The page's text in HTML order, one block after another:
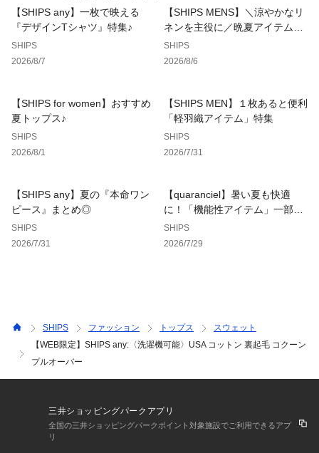
ワンピースの上や、シャツやロンTを合わせてレイヤードを楽
しむスタイリングもおすすめです。
-------------------------------------
生地の厚み：中間
透け感：無
光沢感：無
水洗い：可
-------------------------------------
～JUST A LITTLE BETTER～
SHIPS anyは人のため、環境のため小さなことでも何かできる
ことから始めます。
※生産状況により店舗にて販売する場合もございます。
※ナチュラル・ブラックの撮影画像はリブの仕様が異なりま
す。正しい仕様はキャメルの詳細画像をご参照ください。
※屋外での撮影画像は、光の当たり具合で色味が多少異なって
見える場合があります。商品の色味は、スタジオでの詳細画像
【SHIPS any】一枚で映える
『デザインTシャツ』特集♪
SHIPS
2026/8/7
【SHIPS MENS】＼涼やかなリ
ネンを主役に／晩夏アイテム特
集
SHIPS
2026/8/6
【SHIPS for women】おすすめ
夏トップス♪
SHIPS
2026/8/1
【SHIPS MEN】１枚あると便利
「軽羽織アイテム」特集
SHIPS
2026/7/31
【SHIPS any】夏の『本命ワン
ピース』まとめ◎
SHIPS
2026/7/31
【quaranciel】暑い夏も快適
に！「機能性アイテム」一部SA
LEも◎
SHIPS
2026/7/29
SHIPS ファッション トップス
スウェット
【WEB限定】SHIPS any:〈洗濯機可能〉USA コットン 裏起毛 コクーン
プルオーバー
三井ショッピングパークアプリ
全国の三井ショッピングパークポイント対象施設でご利用できるアプ
リ